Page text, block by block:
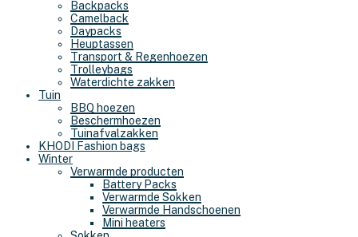
Backpacks
Camelback
Daypacks
Heuptassen
Transport & Regenhoezen
Trolleybags
Waterdichte zakken
Tuin
BBQ hoezen
Beschermhoezen
Tuinafvalzakken
KHODI Fashion bags
Winter
Verwarmde producten
Battery Packs
Verwarmde Sokken
Verwarmde Handschoenen
Mini heaters